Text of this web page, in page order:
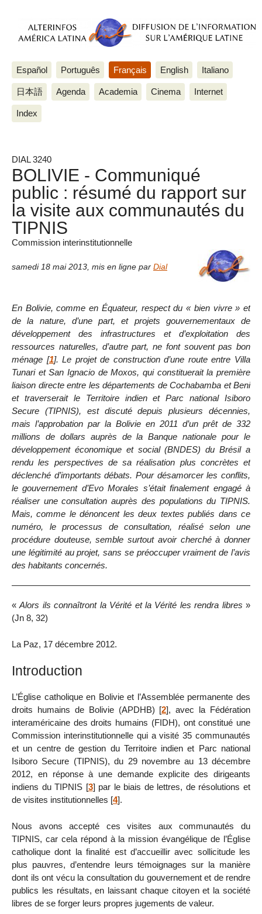
Español Português Français English Italiano
日本語 Agenda Academia Cinema Internet
Index
DIAL 3240
BOLIVIE - Communiqué
public : résumé du rapport sur
la visite aux communautés du
TIPNIS
Commission interinstitutionnelle
samedi 18 mai 2013 mis en ligne par Dial
En Bolivie, comme en Équateur, respect du « bien vivre » et
de la nature, d’une part, et projets gouvernementaux de
développement des infrastructures et d’exploitation des
ressources naturelles, d’autre part, ne font souvent pas bon
ménage [1]. Le projet de construction d’une route entre Villa
Tunari et San Ignacio de Moxos, qui constituerait la première
liaison directe entre les départements de Cochabamba et Beni
et traverserait le Territoire indien et Parc national Isiboro
Secure (TIPNIS), est discuté depuis plusieurs décennies,
mais l’approbation par la Bolivie en 2011 d’un prêt de 332
millions de dollars auprès de la Banque nationale pour le
développement économique et social (BNDES) du Brésil a
rendu les perspectives de sa réalisation plus concrètes et
déclenché d’importants débats. Pour désamorcer les conflits,
le gouvernement d’Evo Morales s’était finalement engagé à
réaliser une consultation auprès des populations du TIPNIS.
Mais, comme le dénoncent les deux textes publiés dans ce
numéro, le processus de consultation, réalisé selon une
procédure douteuse, semble surtout avoir cherché à donner
une légitimité au projet, sans se préoccuper vraiment de l’avis
des habitants concernés.
«Alors ils connaîtront la Vérité et la Vérité les rendra libres »
(Jn 8, 32)
La Paz, 17 décembre 2012.
Introduction
L’Église catholique en Bolivie et l’Assemblée permanente des
droits humains de Bolivie (APDHB) [2], avec la Fédération
interaméricaine des droits humains (FIDH), ont constitué une
Commission interinstitutionnelle qui a visité 35 communautés
et un centre de gestion du Territoire indien et Parc national
Isiboro Secure (TIPNIS), du 29 novembre au 13 décembre
2012, en réponse à une demande explicite des dirigeants
indiens du TIPNIS [3] par le biais de lettres, de résolutions et
de visites institutionnelles [4].
Nous avons accepté ces visites aux communautés du
TIPNIS, car cela répond à la mission évangélique de l’Église
catholique dont la finalité est d’accueillir avec sollicitude les
plus pauvres, d’entendre leurs témoignages sur la manière
dont ils ont vécu la consultation du gouvernement et de rendre
publics les résultats, en laissant chaque citoyen et la société
libres de se forger leurs propres jugements de valeur.